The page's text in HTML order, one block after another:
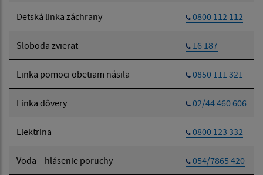
Detská linka záchrany 0800 112 112
Sloboda zvierat 16 187
Linka pomoci obetiam násila 0850 111 321
Linka dôvery 02/44 460 606
Elektrina 0800 123 332
Voda – hlásenie poruchy 054/7865 420